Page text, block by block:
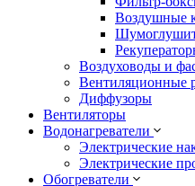
Воздушные
Воздуховоды и
Вентиляционные
Диффузоры
Вентиляторы
Водонагреватели
Электрические
Электрические
Обогреватели